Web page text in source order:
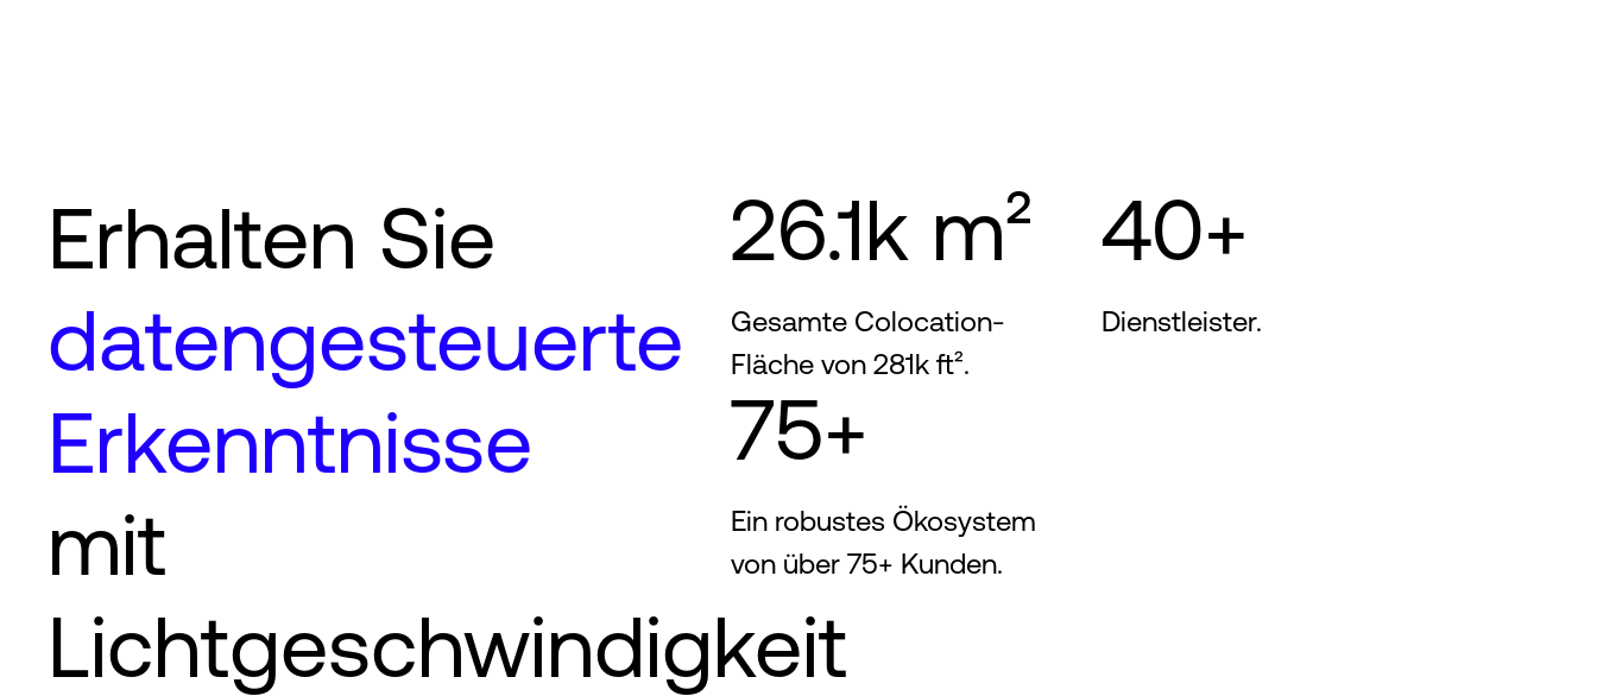
Erhalten Sie
datengesteuerte
Erkenntnisse
mit
Lichtgeschwindigkeit
26.1k m²
Gesamte Colocation-
Fläche von 281k ft².
40+
Dienstleister.
75+
Ein robustes Ökosystem
von über 75+ Kunden.